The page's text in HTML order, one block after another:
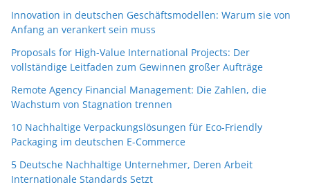
Innovation in deutschen Geschäftsmodellen: Warum sie von
Anfang an verankert sein muss
Proposals for High-Value International Projects: Der
vollständige Leitfaden zum Gewinnen großer Aufträge
Remote Agency Financial Management: Die Zahlen, die
Wachstum von Stagnation trennen
10 Nachhaltige Verpackungslösungen für Eco-Friendly
Packaging im deutschen E-Commerce
5 Deutsche Nachhaltige Unternehmer, Deren Arbeit
Internationale Standards Setzt